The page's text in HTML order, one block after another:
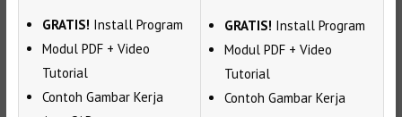
GRATIS! Install Program
Modul PDF + Video
Tutorial
Contoh Gambar Kerja
GRATIS! Install Program
Modul PDF + Video
Tutorial
Contoh Gambar Kerja